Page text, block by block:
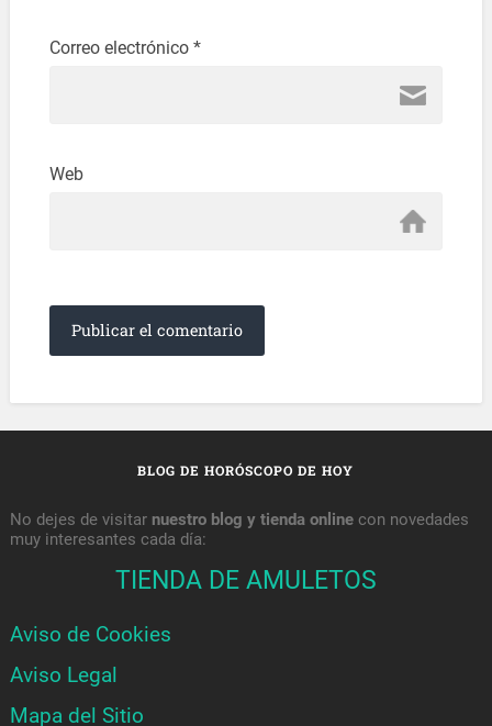
Correo electrónico *
Web
BLOG DE HORÓSCOPO DE HOY
No dejes de visitar nuestro blog y tienda onlinecon novedades
muy interesantes cada día:
TIENDA DE AMULETOS
Aviso de Cookies
Aviso Legal
Mapa del Sitio